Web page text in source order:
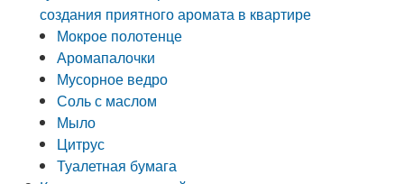
создания приятного аромата в квартире
Мокрое полотенце
Аромапалочки
Мусорное ведро
Соль с маслом
Мыло
Цитрус
Туалетная бумага